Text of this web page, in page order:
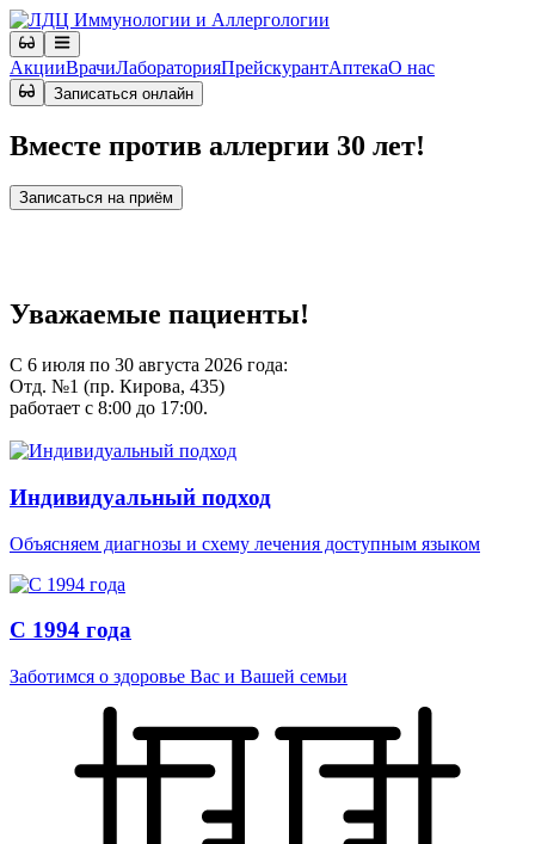
АкцииВрачиЛабораторияПрейскурантАптекаО нас
Записаться онлайн
Вместе против аллергии 30 лет!
Записаться на приём
Уважаемые пациенты!
С 6 июля по 30 августа 2026 года:
Отд. №1 (пр. Кирова, 435)
работает с 8:00 до 17:00.
Индивидуальный подход
Объясняем диагнозы и схему лечения доступным языком
С 1994 года
Заботимся о здоровье Вас и Вашей семьи